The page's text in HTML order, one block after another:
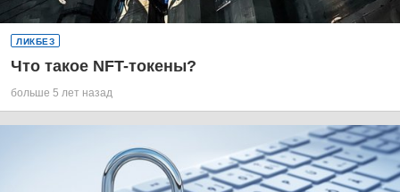
ЛИКБЕЗ
Что такое NFT-токены?
больше 5 лет назад